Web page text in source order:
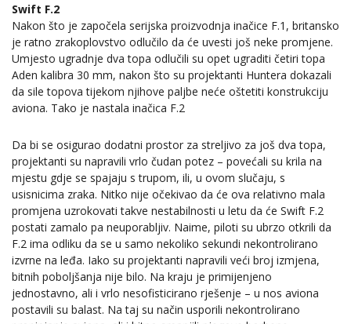
Swift F.2
Nakon što je započela serijska proizvodnja inačice F.1, britansko
je ratno zrakoplovstvo odlučilo da će uvesti još neke promjene.
Umjesto ugradnje dva topa odlučili su opet ugraditi četiri topa
Aden kalibra 30 mm, nakon što su projektanti Huntera dokazali
da sile topova tijekom njihove paljbe neće oštetiti konstrukciju
aviona. Tako je nastala inačica F.2
Da bi se osigurao dodatni prostor za streljivo za još dva topa,
projektanti su napravili vrlo čudan potez – povećali su krila na
mjestu gdje se spajaju s trupom, ili, u ovom slučaju, s
usisnicima zraka. Nitko nije očekivao da će ova relativno mala
promjena uzrokovati takve nestabilnosti u letu da će Swift F.2
postati zamalo pa neuporabljiv. Naime, piloti su ubrzo otkrili da
F.2 ima odliku da se u samo nekoliko sekundi nekontrolirano
izvrne na leđa. Iako su projektanti napravili veći broj izmjena,
bitnih poboljšanja nije bilo. Na kraju je primijenjeno
jednostavno, ali i vrlo nesofisticirano rješenje – u nos aviona
postavili su balast. Na taj su način usporili nekontrolirano